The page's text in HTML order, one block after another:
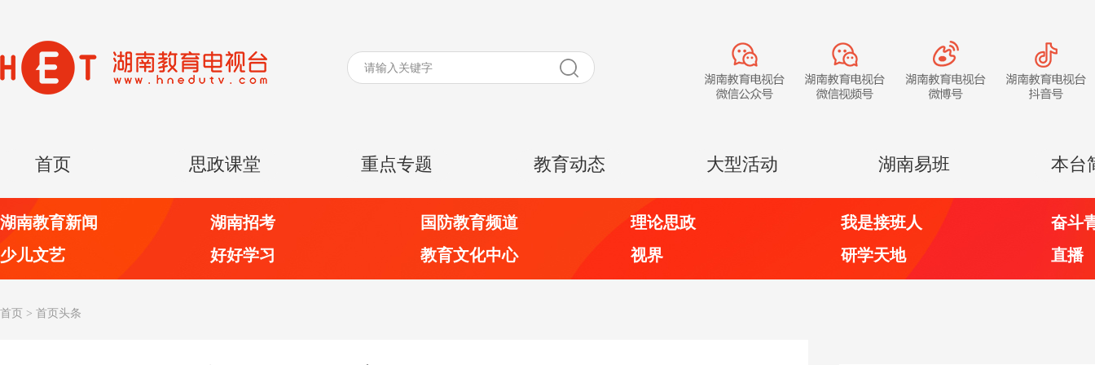
首页 思政课堂 重点专题 教育动态 大型活动 湖南易班 本台
湖南教育新闻 湖南招考 国防教育频道 理论思政 我是接班人
奋斗
少儿文艺
好好学习 教育文化中心 视界 研学天地 直播
首页 > 首页头条